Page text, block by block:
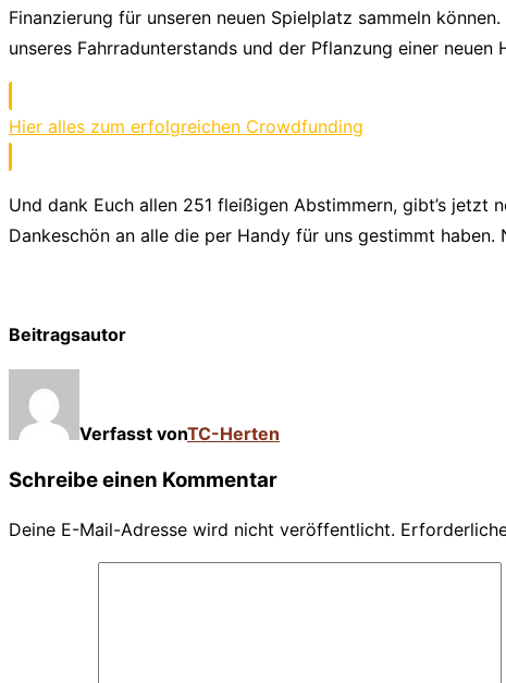
Finanzierung für unseren neuen Spielplatz sammeln
unseres Fahrradunterstands und der Pflanzung einer neuen
Hier alles zum erfolgreichen Crowdfunding
Und dank Euch allen 251 fleißigen Abstimmern, gibt’s
Dankeschön an alle die per Handy für uns gestimmt
Beitragsautor
Verfasst vonTC-Herten
Schreibe einen Kommentar
Deine E-Mail-Adresse wird nicht veröffentlicht.